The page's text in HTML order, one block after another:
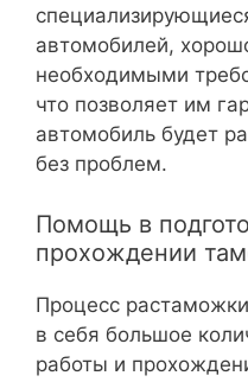
автомобилей,
необходимыми
что позволяет им
автомобиль будет
без проблем.
Помощь в
прохождении
Процесс
в себя большое
работы и